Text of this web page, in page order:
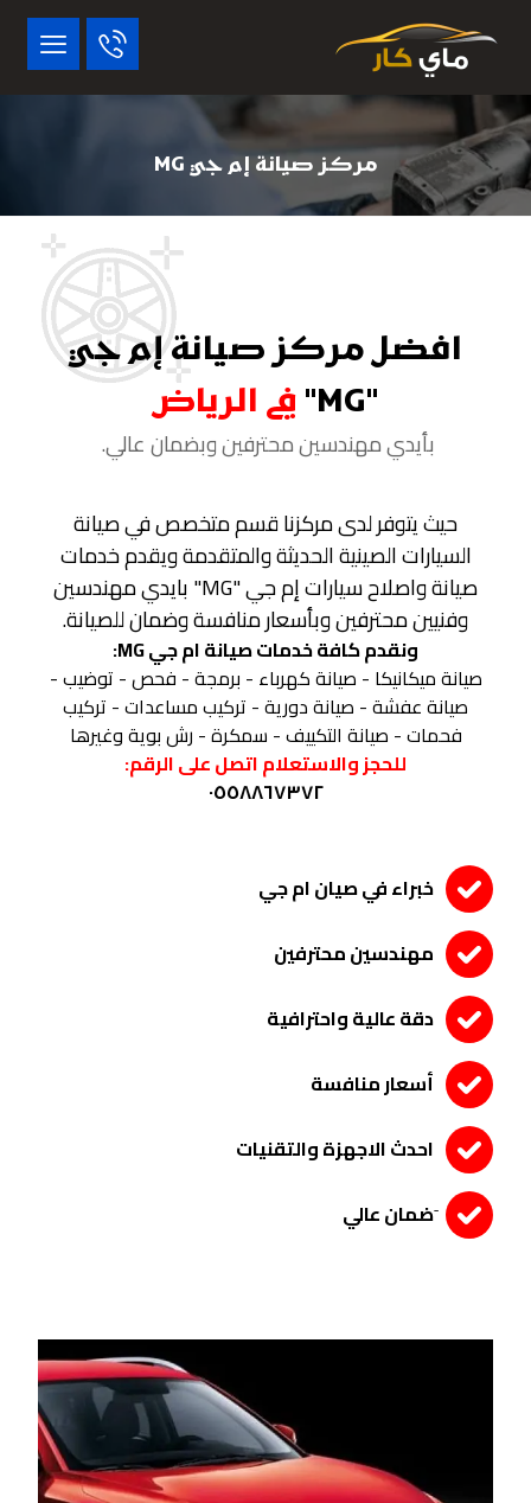
مركز صيانة إم جي MG
افضل مركز صيانة إم جي
"MG"
في الرياض
بأيدي مهندسين محترفين وبضمان عالي.
حيث يتوفر لدى مركزنا قسم متخصص في صيانة
السيارات الصينية الحديثة والمتقدمة ويقدم خدمات
صيانة واصلاح سيارات إم جي "MG" بايدي مهندسين
وفنيين محترفين وبأسعار منافسة وضمان للصيانة.
ونقدم كافة خدمات صيانة ام جي MG:
صيانة ميكانيكا - صيانة كهرباء - برمجة - فحص - توضيب -
صيانة عفشة - صيانة دورية - تركيب مساعدات - تركيب
فحمات - صيانة التكييف - سمكرة - رش بوية وغيرها
للحجز والاستعلام اتصل على الرقم:
٠٥٥٨٨٦٧٣٧٢
خبراء في صيان ام جي
مهندسين محترفين
دقة عالية واحترافية
أسعار منافسة
احدث الاجهزة والتقنيات
َضمان عالي